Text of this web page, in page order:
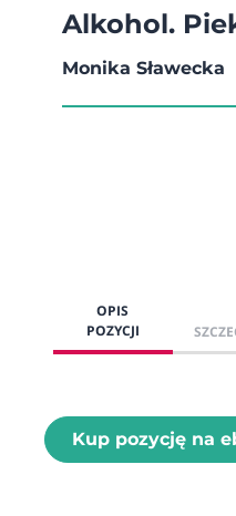
Alkohol.
Monika Sławecka
OPIS
POZYCJI
Kup pozycję na